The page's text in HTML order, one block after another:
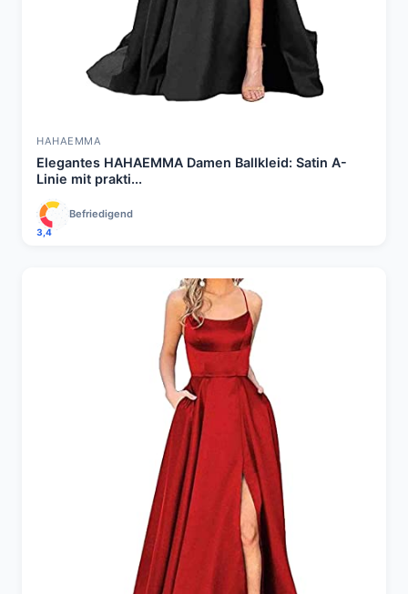
HAHAEMMA
Elegantes HAHAEMMA Damen Ballkleid: Satin A-
Linie mit prakti...
3,4
Befriedigend